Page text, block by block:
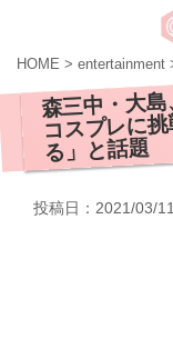
HOME > entertainment
森三中・大
コスプレに
る」と話題
投稿日：2021/03/